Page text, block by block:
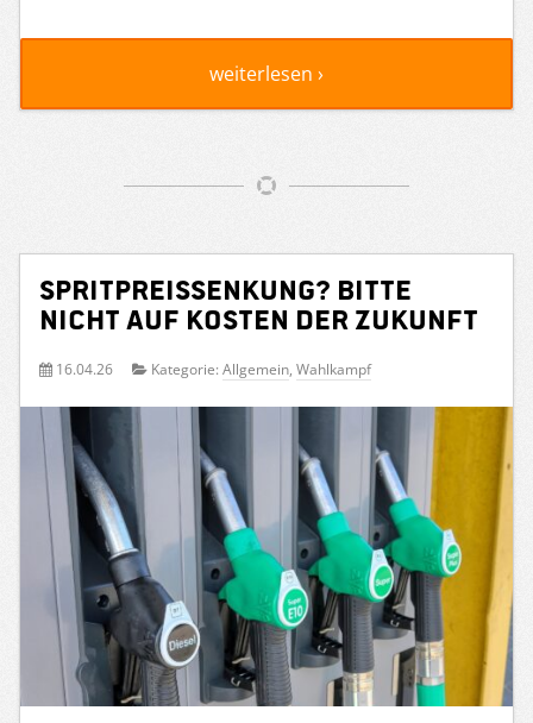
weiterlesen ›
Spritpreissenkung? Bitte
nicht auf Kosten der Zukunft
16.04.26 Kategorie: Allgemein, Wahlkampf